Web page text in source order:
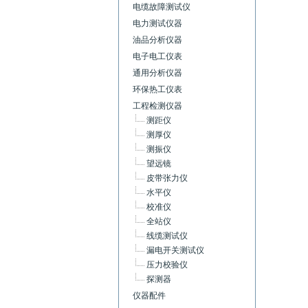
电缆故障测试仪
电力测试仪器
油品分析仪器
电子电工仪表
通用分析仪器
环保热工仪表
工程检测仪器
测距仪
测厚仪
测振仪
望远镜
皮带张力仪
水平仪
校准仪
全站仪
线缆测试仪
漏电开关测试仪
压力校验仪
探测器
仪器配件